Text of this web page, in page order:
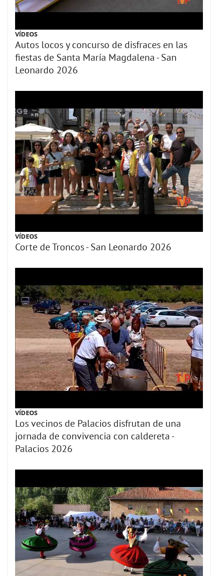
VÍDEOS
Autos locos y concurso de disfraces en las
fiestas de Santa María Magdalena - San
Leonardo 2026
VÍDEOS
Corte de Troncos - San Leonardo 2026
VÍDEOS
Los vecinos de Palacios disfrutan de una
jornada de convivencia con caldereta -
Palacios 2026